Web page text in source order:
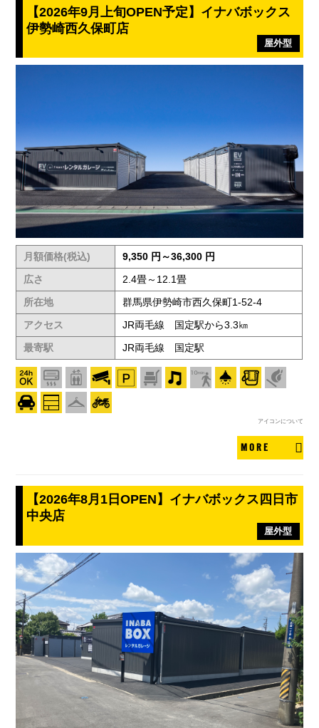
【2026年9月上旬OPEN予定】イナバボックス
伊勢崎西久保町店
屋外型
月額価格(税込)
9,350 円～36,300 円
広さ
2.4畳～12.1畳
所在地
群馬県伊勢崎市西久保町1-52-4
アクセス
JR両毛線 国定駅から3.3㎞
最寄駅
JR両毛線 国定駅
アイコンについて
MORE
【2026年8月1日OPEN】イナバボックス四日市
中央店
屋外型